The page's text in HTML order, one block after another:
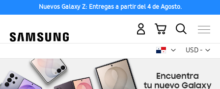
Nuevos Galaxy Z: Entregas a partir del 4 de Agosto.
USD -
dólar
Mi carrito